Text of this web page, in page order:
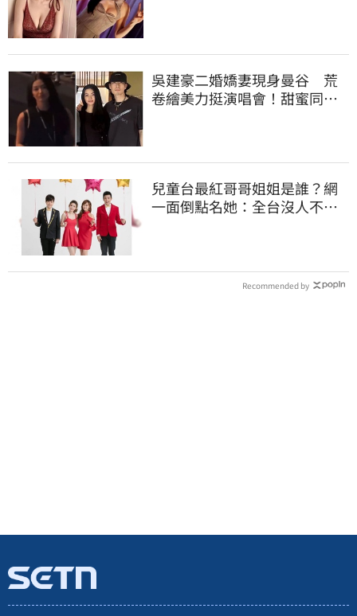
吳建豪二婚嬌妻現身曼谷 荒
卷繪美力挺演唱會！甜蜜同框
兒童台最紅哥哥姐姐是誰？網
一面倒點名她：全台沒人不認
Recommended by